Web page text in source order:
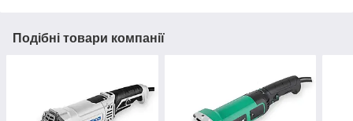
Подібні товари компанії